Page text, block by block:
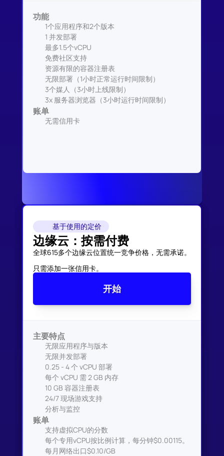
功能
1个应用程序和2个版本
1 并发部署
最多1.5个vCPU
免费社区支持
资源有限的容器注册表
无限部署（1小时正常运行时间限制）
3个媒人（3小时上线限制）
3x 服务器浏览器（3小时运行时间限制）
账单
无需信用卡
基于使用的定价
边缘云：按需付费
全球615多个边缘云位置统一竞争价格，无需承诺。
只需添加一张信用卡。
开始
主要特点
无限应用程序与版本
无限并发部署
0.25 - 4 个 vCPU 部署
每个 vCPU 需 2 GB 内存
10 GB 容器注册表
24/7 现场游戏支持
分析与监控
账单
支持虚拟CPU的分数
每个专用vCPU按比例计算，每分钟$0.00115。
每月网络出口$0.10/GB